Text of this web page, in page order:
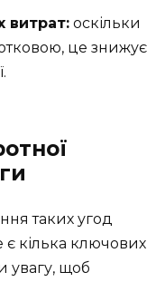
витрат: оскільки
це знижує
таких угод
кілька ключових
увагу, щоб